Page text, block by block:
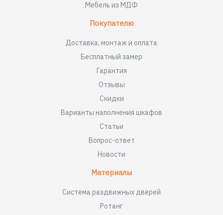
Мебель из МДФ
Покупателю
Доставка, монтаж и оплата
Бесплатный замер
Гарантия
Отзывы
Скидки
Варианты наполнения шкафов
Статьи
Вопрос-ответ
Новости
Материалы
Система раздвижных дверей
Ротанг